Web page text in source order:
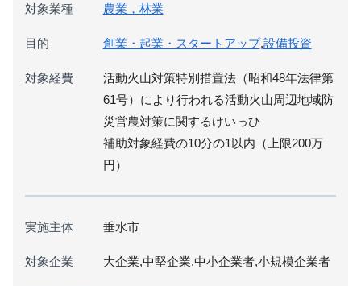
対象業種 農業，林業
目的 創業・起業・スタートアップ,設備投資
対象経費
活動火山対策特別措置法（昭和48年法律第
61号）により行われる活動火山周辺地域防
災営農対策に関するけいっひ
補助対象経費の10分の1以内（上限200万
円）
実施主体 垂水市
対象企業 大企業,中堅企業,中小企業者,小規模企業者